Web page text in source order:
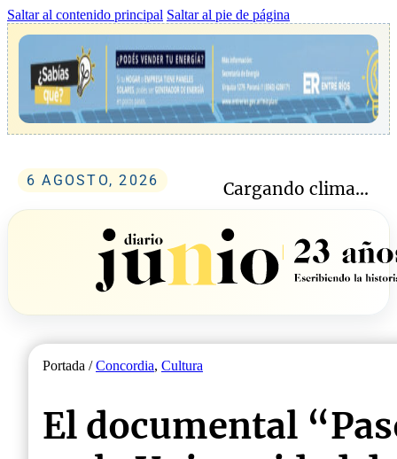
Saltar al contenido principal Saltar al pie de página
6 AGOSTO, 2026 Cargando clima...
Portada /Concordia, Cultura
El documental